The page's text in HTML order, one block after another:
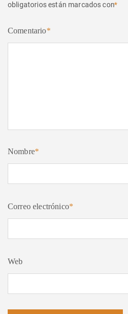
obligatorios están marcados con*
Comentario*
Nombre*
Correo electrónico*
Web